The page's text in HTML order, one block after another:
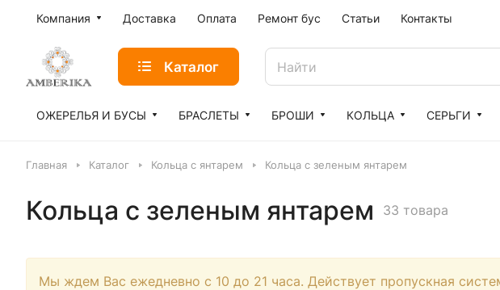
Компания Доставка Оплата Ремонт бус Статьи Контакты
Каталог
ОЖЕРЕЛЬЯ И БУСЫ БРАСЛЕТЫ БРОШИ КОЛЬЦА СЕРЬГИ
Главная Каталог Кольца с янтарем Кольца с зеленым янтарем
Кольца с зеленым янтарем 33 товара
Мы ждем Вас ежедневно с 10 до 21 часа. Действует пропускная